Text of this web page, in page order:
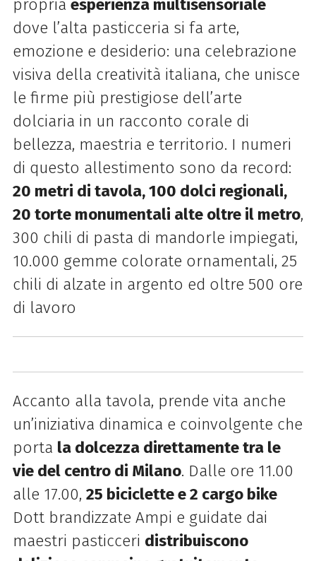
propria esperienza multisensoriale
dove l’alta pasticceria si fa arte,
emozione e desiderio: una celebrazione
visiva della creatività italiana, che unisce
le firme più prestigiose dell’arte
dolciaria in un racconto corale di
bellezza, maestria e territorio. I numeri
di questo allestimento sono da record:
20 metri di tavola, 100 dolci regionali,
20 torte monumentali alte oltre il metro,
300 chili di pasta di mandorle impiegati,
10.000 gemme colorate ornamentali, 25
chili di alzate in argento ed oltre 500 ore
di lavoro
Accanto alla tavola, prende vita anche
un’iniziativa dinamica e coinvolgente che
porta la dolcezza direttamente tra le
vie del centro di Milano. Dalle ore 11.00
alle 17.00, 25 biciclette e 2 cargo bike
Dott brandizzate Ampi e guidate dai
maestri pasticceri distribuiscono